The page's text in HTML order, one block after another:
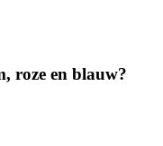
roze en blauw?